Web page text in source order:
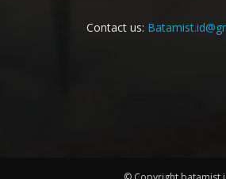
Contact us: